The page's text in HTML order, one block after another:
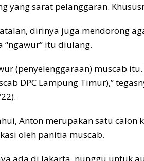
yang sarat pelanggaran.
dirinya juga mendorong
“ngawur” itu diulang.
(penyelenggaraan) muscab
DPC Lampung Timur),”
Anton merupakan satu calon
oleh panitia muscab.